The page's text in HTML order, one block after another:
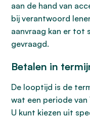
aan de hand van
bij verantwoord
aanvraag kan er tot
gevraagd.
Betalen in
De looptijd is de
wat een periode van
U kunt kiezen uit